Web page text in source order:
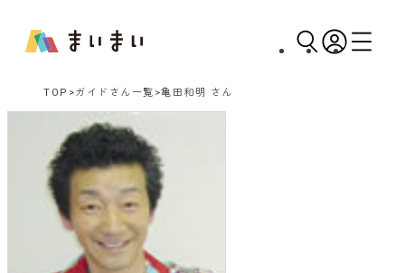
TOP ガイドさん一覧 亀田和明 さん